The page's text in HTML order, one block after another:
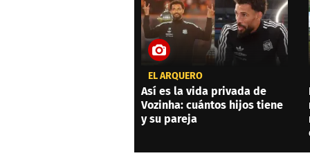
EL ARQUERO
Así es la vida privada de
Vozinha: cuántos hijos tiene
y su pareja